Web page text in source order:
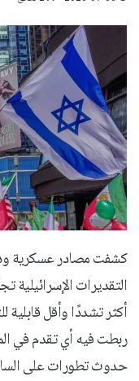
كشفت مصادر عسكرية
التقديرات الإسرائيلية
أكثر تشددًا وأقل قابلية
ربطت فيه أي تقدم في
حدوث تطورات على